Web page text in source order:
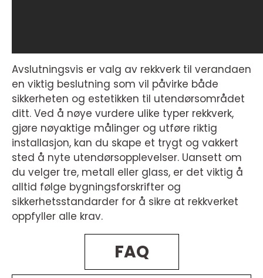
Avslutningsvis er valg av rekkverk til verandaen
en viktig beslutning som vil påvirke både
sikkerheten og estetikken til utendørsområdet
ditt. Ved å nøye vurdere ulike typer rekkverk,
gjøre nøyaktige målinger og utføre riktig
installasjon, kan du skape et trygt og vakkert
sted å nyte utendørsopplevelser. Uansett om
du velger tre, metall eller glass, er det viktig å
alltid følge bygningsforskrifter og
sikkerhetsstandarder for å sikre at rekkverket
oppfyller alle krav.
FAQ